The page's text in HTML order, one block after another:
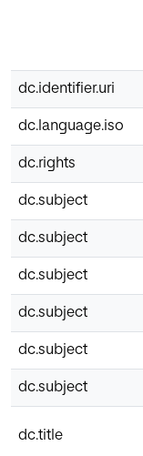
dc.identifier.uri
dc.language.iso
dc.rights
dc.subject
dc.subject
dc.subject
dc.subject
dc.subject
dc.subject
dc.title